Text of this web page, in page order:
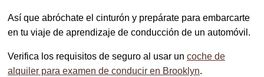
Así que abróchate el cinturón y prepárate para embarcarte
en tu viaje de aprendizaje de conducción de un automóvil.
Verifica los requisitos de seguro al usar un coche de
alquiler para examen de conducir en Brooklyn.